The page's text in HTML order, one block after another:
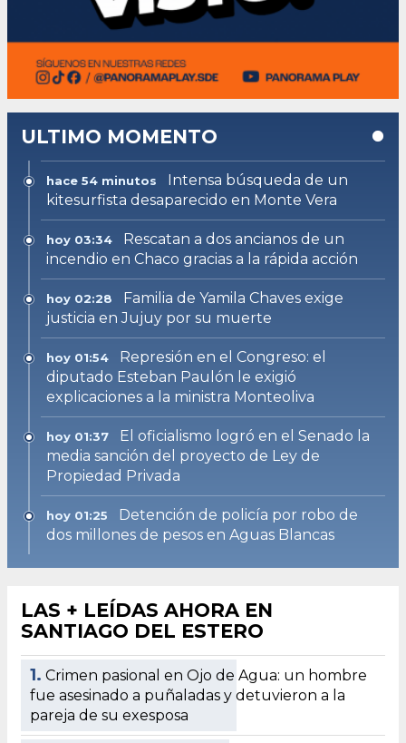
ULTIMO MOMENTO
hace 54 minutos
Intensa búsqueda de un
kitesurfista desaparecido en Monte Vera
hoy 03:34
Rescatan a dos ancianos de un
incendio en Chaco gracias a la rápida acción
hoy 02:28
Familia de Yamila Chaves exige
justicia en Jujuy por su muerte
hoy 01:54
Represión en el Congreso: el
diputado Esteban Paulón le exigió
explicaciones a la ministra Monteoliva
hoy 01:37
El oficialismo logró en el Senado la
media sanción del proyecto de Ley de
Propiedad Privada
hoy 01:25
Detención de policía por robo de
dos millones de pesos en Aguas Blancas
LAS + LEÍDAS AHORA EN
SANTIAGO DEL ESTERO
1. Crimen pasional en Ojo de Agua: un hombre
fue asesinado a puñaladas y detuvieron a la
pareja de su exesposa